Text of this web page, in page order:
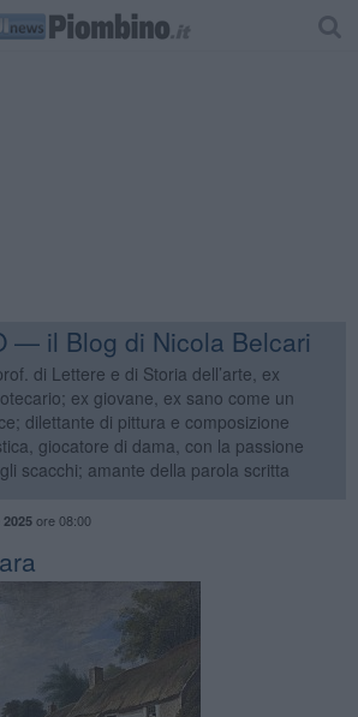
— il Blog di Nicola Belcari
di Lettere e di Storia dell’arte, ex
ex giovane, ex sano come un
dilettante di pittura e composizione
giocatore di dama, con la passione
scacchi; amante della parola scritta
ore 08:00